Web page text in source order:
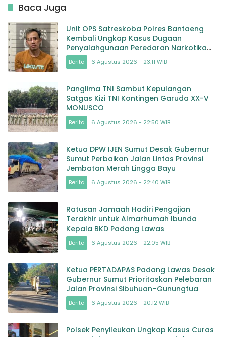
Baca Juga
Unit OPS Satreskoba Polres Bantaeng
Kembali Ungkap Kasus Dugaan
Penyalahgunaan Peredaran Narkotika
Jenis Sabu
Berita 6 Agustus 2026 - 23:11 WIB
Panglima TNI Sambut Kepulangan
Satgas Kizi TNI Kontingen Garuda XX-V
MONUSCO
Berita 6 Agustus 2026 - 22:50 WIB
Ketua DPW IJEN Sumut Desak Gubernur
Sumut Perbaikan Jalan Lintas Provinsi
Jembatan Merah Lingga Bayu
Berita 6 Agustus 2026 - 22:40 WIB
Ratusan Jamaah Hadiri Pengajian
Terakhir untuk Almarhumah Ibunda
Kepala BKD Padang Lawas
Berita 6 Agustus 2026 - 22:05 WIB
Ketua PERTADAPAS Padang Lawas Desak
Gubernur Sumut Prioritaskan Pelebaran
Jalan Provinsi Sibuhuan–Gunungtua
Berita 6 Agustus 2026 - 20:12 WIB
Polsek Penyileukan Ungkap Kasus Curas